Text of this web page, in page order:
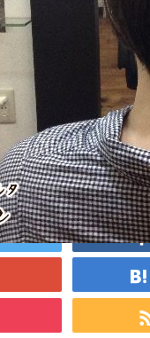
19-3_mini